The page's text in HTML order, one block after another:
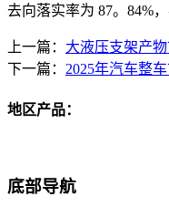
去向落实率为 87。84%
上一篇： 大液压支架产
下一篇： 2025年汽车整
地区产品：
底部导航